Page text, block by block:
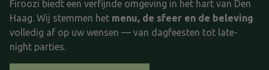
Firoozi biedt een verfijnde omgeving in het hart van Den
Haag. Wij stemmen het menu, de sfeer en de beleving
volledig af op uw wensen — van dagfeesten tot late-
night parties.